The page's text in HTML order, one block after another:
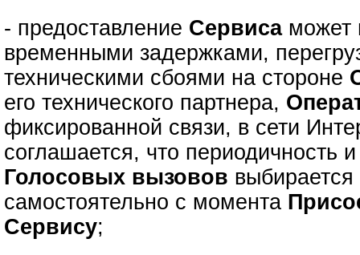
- предоставление Сервиса может
временными задержками,
техническими сбоями на стороне
его технического партнера,
фиксированной связи, в сети
соглашается, что периодичность
Голосовых вызовов выбирается
самостоятельно с момента
Сервису;